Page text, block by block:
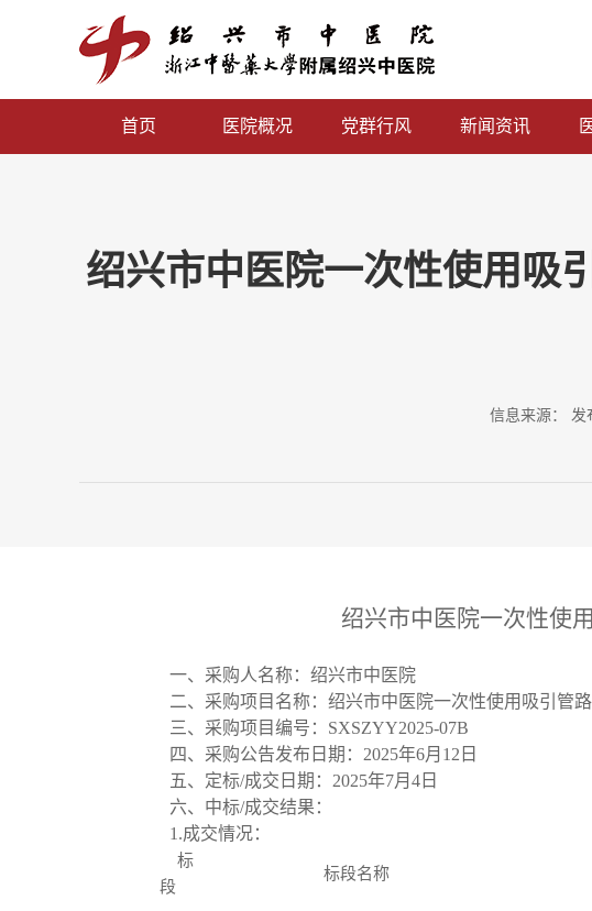
首页 医院概况 党群行风 新闻资讯
绍兴市中医院一次性使用吸
信息来源： 发
绍兴市中医院一次性使
一、采购人名称：绍兴市中医院
二、采购项目名称：绍兴市中医院一次性使用吸引管
三、采购项目编号： SXSZYY2025-07B
四、采购公告发布日期： 2025年6月 12 日
五、定标/成交日期：2025年7月 4 日
六、中标/成交结果：
1 .成交情况：
标
段
标段名称